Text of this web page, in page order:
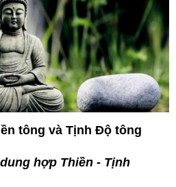
tông và Tịnh Độ tông
hợp Thiền - Tịnh